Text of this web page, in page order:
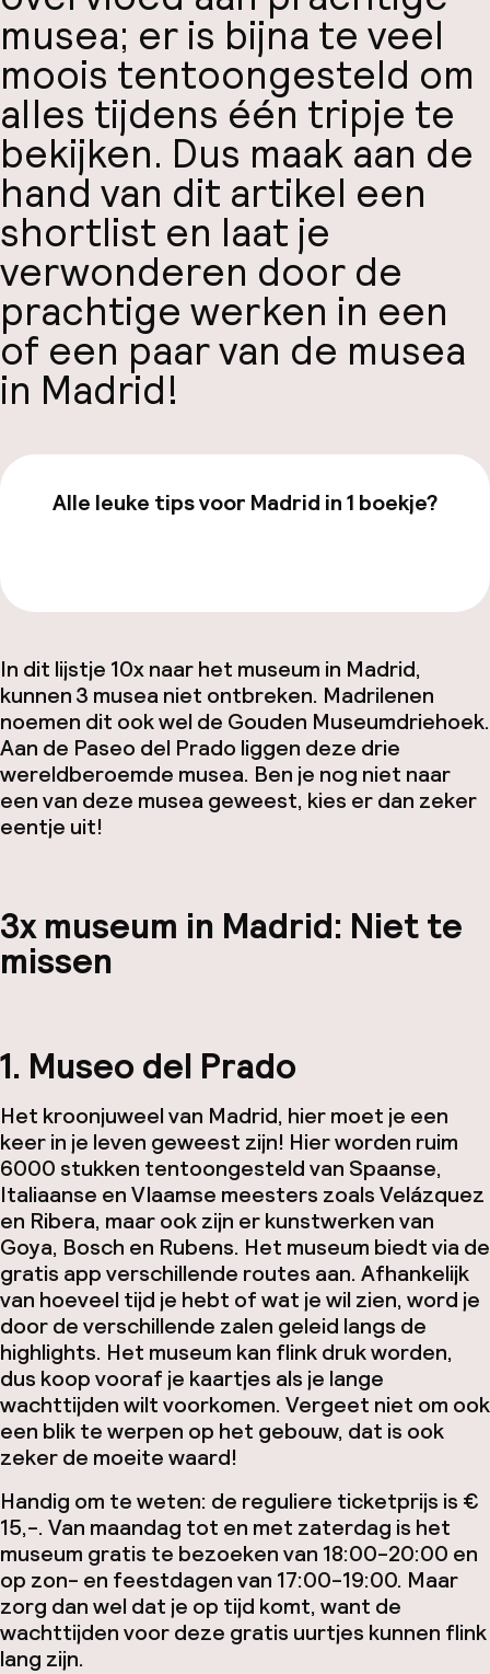
musea; er is bijna te veel
moois tentoongesteld om
alles tijdens één tripje te
bekijken. Dus maak aan de
hand van dit artikel een
shortlist en laat je
verwonderen door de
prachtige werken in een
of een paar van de musea
in Madrid!
Alle leuke tips voor Madrid in 1 boekje?
In dit lijstje 10x naar het museum in Madrid,
kunnen 3 musea niet ontbreken. Madrilenen
noemen dit ook wel de Gouden Museumdriehoek.
Aan de Paseo del Prado liggen deze drie
wereldberoemde musea. Ben je nog niet naar
een van deze musea geweest, kies er dan zeker
eentje uit!
3x museum in Madrid: Niet te
missen
1. Museo del Prado
Het kroonjuweel van Madrid, hier moet je een
keer in je leven geweest zijn! Hier worden ruim
6000 stukken tentoongesteld van Spaanse,
Italiaanse en Vlaamse meesters zoals Velázquez
en Ribera, maar ook zijn er kunstwerken van
Goya, Bosch en Rubens. Het museum biedt via de
gratis app verschillende routes aan. Afhankelijk
van hoeveel tijd je hebt of wat je wil zien, word je
door de verschillende zalen geleid langs de
highlights. Het museum kan flink druk worden,
dus koop vooraf je kaartjes als je lange
wachttijden wilt voorkomen. Vergeet niet om ook
een blik te werpen op het gebouw, dat is ook
zeker de moeite waard!
Handig om te weten: de reguliere ticketprijs is €
15,-. Van maandag tot en met zaterdag is het
museum gratis te bezoeken van 18:00-20:00 en
op zon- en feestdagen van 17:00-19:00. Maar
zorg dan wel dat je op tijd komt, want de
wachttijden voor deze gratis uurtjes kunnen flink
lang zijn.